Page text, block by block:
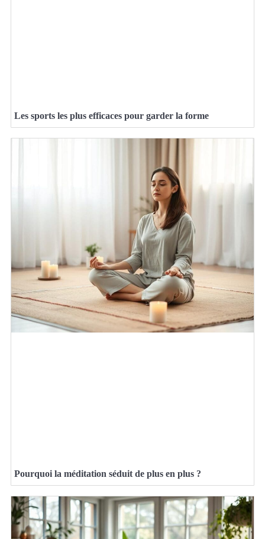
Les sports les plus efficaces pour garder la forme
Pourquoi la méditation séduit de plus en plus ?